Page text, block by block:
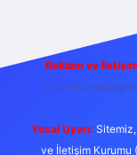
Reklam ve
Yasal Uyarı:
ve İletişim Kurumu